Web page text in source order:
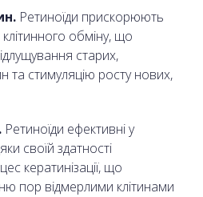
Ретиноїди прискорюють
обміну, що
старих,
та стимуляцію росту нових,
Ретиноїди ефективні у
своїй здатності
кератинізації, що
пор відмерлими клітинами